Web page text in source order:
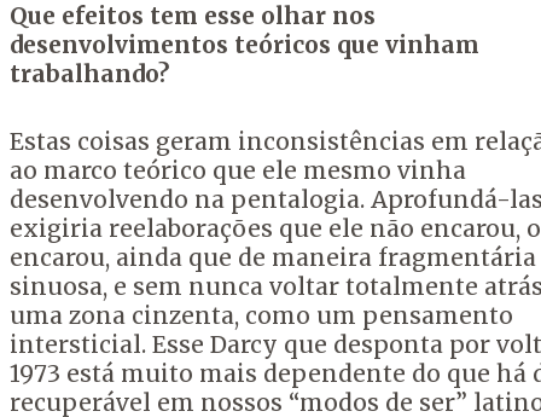
Que efeitos tem esse olhar nos
desenvolvimentos teóricos que vinham
trabalhando?
Estas coisas geram inconsistências em
ao marco teórico que ele mesmo vinha
desenvolvendo na pentalogia. Aprofundá-
exigiria reelaborações que ele não encarou,
encarou, ainda que de maneira fragmentária
sinuosa, e sem nunca voltar totalmente
uma zona cinzenta, como um pensamento
intersticial. Esse Darcy que desponta por
1973 está muito mais dependente do que há
recuperável em nossos “modos de ser”